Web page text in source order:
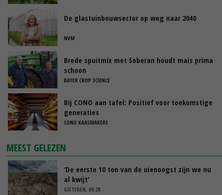
De glastuinbouwsector op weg naar 2040
NVM
Brede spuitmix met Soberan houdt mais prima
schoon
BAYER CROP SCIENCE
Bij CONO aan tafel: Positief voor toekomstige
generaties
CONO KAASMAKERS
MEEST GELEZEN
‘De eerste 10 ton van de uienoogst zijn we nu
al kwijt’
GISTEREN, 09:28